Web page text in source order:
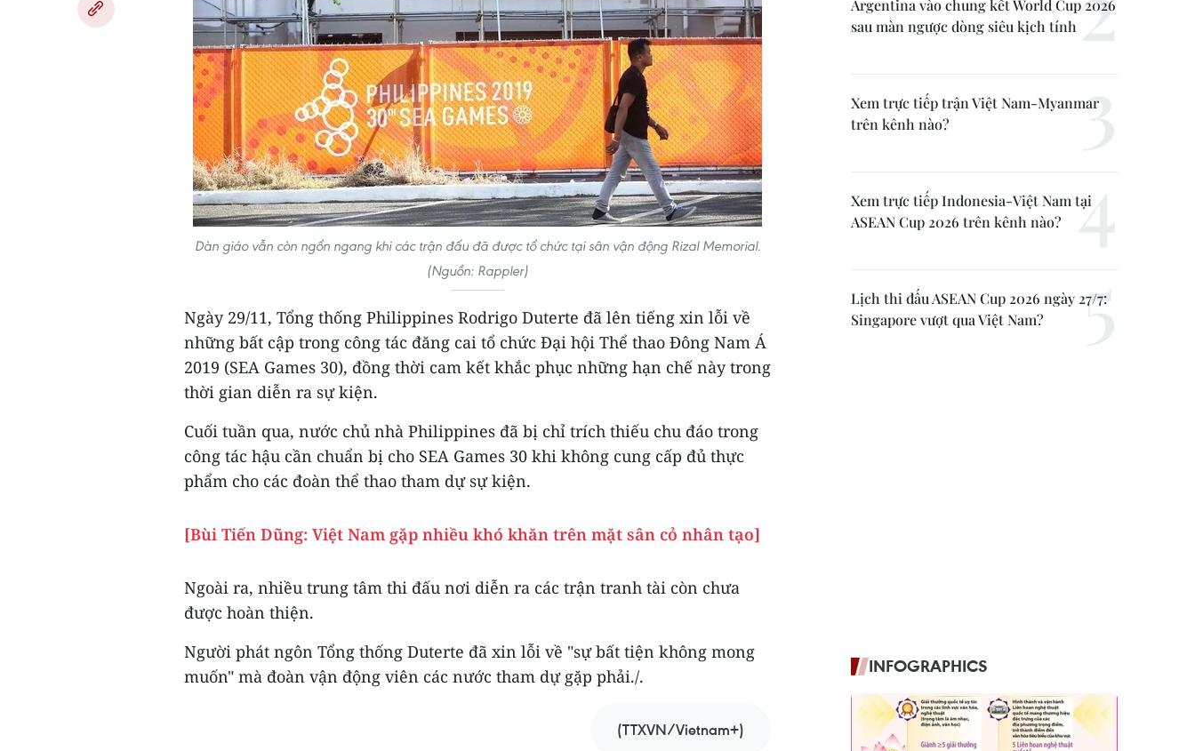
Dàn giáo vẫn còn ngổn ngang khi các trận đấu đã được tổ chức tại sân vận động Rizal Memorial.
(Nguồn: Rappler)
Ngày 29/11, Tổng thống Philippines Rodrigo Duterte đã lên tiếng xin lỗi về
những bất cập trong công tác đăng cai tổ chức Đại hội Thể thao Đông Nam Á
2019 (SEA Games 30), đồng thời cam kết khắc phục những hạn chế này trong
thời gian diễn ra sự kiện.
Cuối tuần qua, nước chủ nhà Philippines đã bị chỉ trích thiếu chu đáo trong
công tác hậu cần chuẩn bị cho SEA Games 30 khi không cung cấp đủ thực
phẩm cho các đoàn thể thao tham dự sự kiện.
[Bùi Tiến Dũng: Việt Nam gặp nhiều khó khăn trên mặt sân cỏ nhân tạo]
Ngoài ra, nhiều trung tâm thi đấu nơi diễn ra các trận tranh tài còn chưa
được hoàn thiện.
Người phát ngôn Tổng thống Duterte đã xin lỗi về "sự bất tiện không mong
muốn" mà đoàn vận động viên các nước tham dự gặp phải./.
(TTXVN/Vietnam+)
Argentina vào chung kết World Cup 2026
sau màn ngược dòng siêu kịch tính
Xem trực tiếp trận Việt Nam-Myanmar
trên kênh nào?
Xem trực tiếp Indonesia-Việt Nam tại
ASEAN Cup 2026 trên kênh nào?
Lịch thi đấu ASEAN Cup 2026 ngày 27/7:
Singapore vượt qua Việt Nam?
INFOGRAPHICS